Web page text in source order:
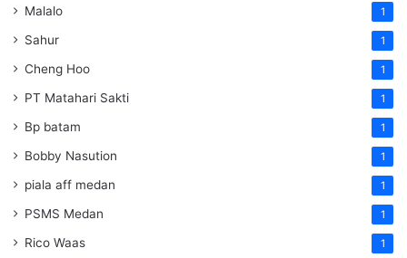
Malalo 1
Sahur 1
Cheng Hoo 1
PT Matahari Sakti 1
Bp batam 1
Bobby Nasution 1
piala aff medan 1
PSMS Medan 1
Rico Waas 1